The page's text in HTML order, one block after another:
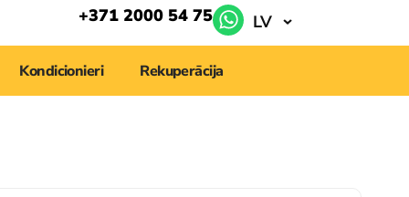
+371 2000 54 75 LV
Kondicionieri Rekuperācija